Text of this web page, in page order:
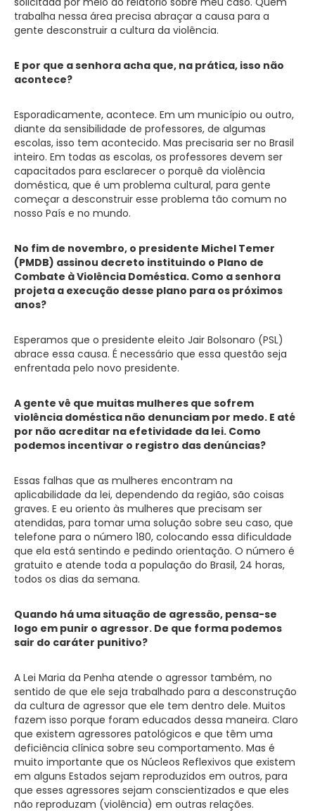
trabalha nessa área precisa abraçar a causa para a
gente desconstruir a cultura da violência.
E por que a senhora acha que, na prática, isso não
acontece?
Esporadicamente, acontece. Em um município ou outro,
diante da sensibilidade de professores, de algumas
escolas, isso tem acontecido. Mas precisaria ser no Brasil
inteiro. Em todas as escolas, os professores devem ser
capacitados para esclarecer o porquê da violência
doméstica, que é um problema cultural, para gente
começar a desconstruir esse problema tão comum no
nosso País e no mundo.
No fim de novembro, o presidente Michel Temer
(PMDB) assinou decreto instituindo o Plano de
Combate à Violência Doméstica. Como a senhora
projeta a execução desse plano para os próximos
anos?
Esperamos que o presidente eleito Jair Bolsonaro (PSL)
abrace essa causa. É necessário que essa questão seja
enfrentada pelo novo presidente.
A gente vê que muitas mulheres que sofrem
violência doméstica não denunciam por medo. E até
por não acreditar na efetividade da lei. Como
podemos incentivar o registro das denúncias?
Essas falhas que as mulheres encontram na
aplicabilidade da lei, dependendo da região, são coisas
graves. E eu oriento às mulheres que precisam ser
atendidas, para tomar uma solução sobre seu caso, que
telefone para o número 180, colocando essa dificuldade
que ela está sentindo e pedindo orientação. O número é
gratuito e atende toda a população do Brasil, 24 horas,
todos os dias da semana.
Quando há uma situação de agressão, pensa-se
logo em punir o agressor. De que forma podemos
sair do caráter punitivo?
A Lei Maria da Penha atende o agressor também, no
sentido de que ele seja trabalhado para a desconstrução
da cultura de agressor que ele tem dentro dele. Muitos
fazem isso porque foram educados dessa maneira. Claro
que existem agressores patológicos e que têm uma
deficiência clínica sobre seu comportamento. Mas é
muito importante que os Núcleos Reflexivos que existem
em alguns Estados sejam reproduzidos em outros, para
que esses agressores sejam conscientizados e que eles
não reproduzam (violência) em outras relações.